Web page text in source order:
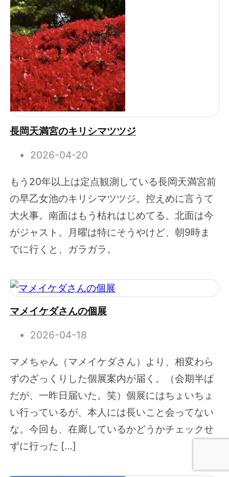
長岡天満宮のキリシマツツジ
2026-04-20
もう20年以上は定点観測している長岡天満宮前
の早乙女池のキリシマツツジ。控えめに言うて
大火事。南面はもう枯れはじめてる。北面は今
がジャスト。月曜は特にそうやけど、朝9時ま
でに行くと、ガラガラ。
マメイケダさんの個展
2026-04-18
マメちゃん（マメイケダさん）より、相変わら
ずのざっくりした個展案内が届く。（会期半ば
だが、一昨日届いた。笑）個展にはちょいちょ
い行っているが、本人には長いこと会ってない
な。今回も、在廊しているかどうかチェックせ
ずに行った […]